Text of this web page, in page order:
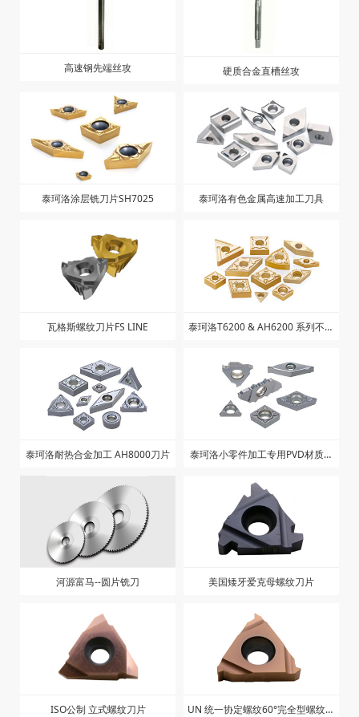
高速钢先端丝攻 硬质合金直槽丝攻
泰珂洛涂层铣刀片SH7025 泰珂洛有色金属高速加工刀具
瓦格斯螺纹刀片FS LINE 泰珂洛T6200 & AH6200 系列不锈
泰珂洛耐热合金加工 AH8000刀片 泰珂洛小零件加工专用PVD材质刀
片
河源富马--圆片铣刀 美国矮牙爱克母螺纹刀片
ISO公制 立式螺纹刀片 UN 统一协定螺纹60°完全型螺纹刀